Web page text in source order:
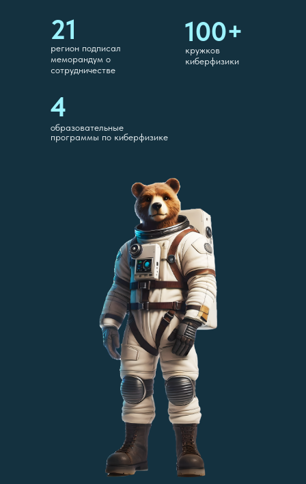
100+
кружков
киберфизики
4
образовательные
программы по киберфизике
21
регион подписал
меморандум о
сотрудничестве